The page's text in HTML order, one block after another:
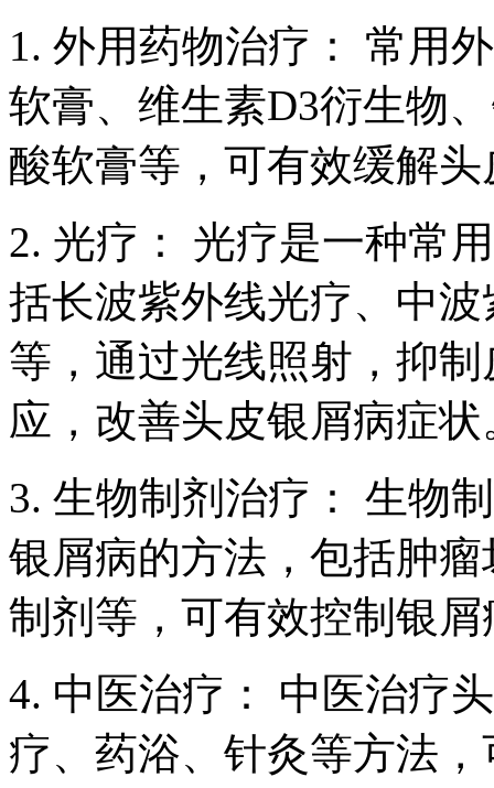
1. 外用药物治疗： 常用
软膏、维生素D3衍生物
酸软膏等，可有效缓解
2. 光疗： 光疗是一种常
括长波紫外线光疗、中
等，通过光线照射，抑
应，改善头皮银屑病症状
3. 生物制剂治疗： 生物
银屑病的方法，包括肿
制剂等，可有效控制银
4. 中医治疗： 中医治疗
疗、药浴、针灸等方法